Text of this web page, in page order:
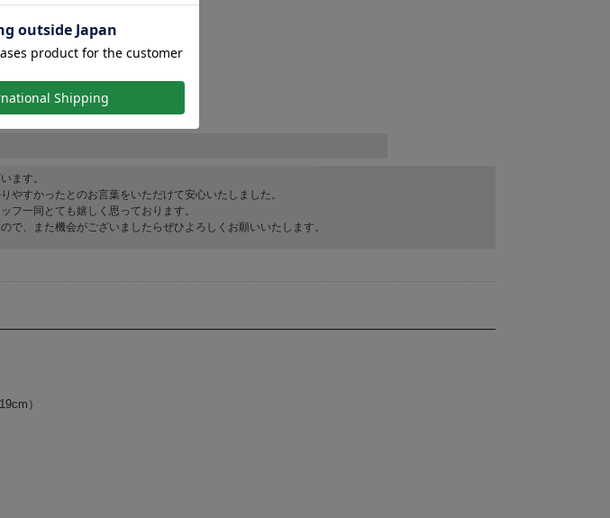
ます。
やすかったとのお言葉をいただけて安心いたしました。
フ一同とても嬉しく思っております。
で、また機会がございましたらぜひよろしくお願いいたします。
）